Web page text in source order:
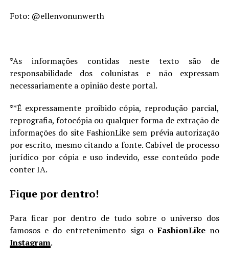
Foto: @ellenvonunwerth
*As informações contidas neste texto são de
responsabilidade dos colunistas e não expressam
necessariamente a opinião deste portal.
**É expressamente proibido cópia, reprodução parcial,
reprografia, fotocópia ou qualquer forma de extração de
informações do site FashionLike sem prévia autorização
por escrito, mesmo citando a fonte. Cabível de processo
jurídico por cópia e uso indevido, esse conteúdo pode
conter IA.
Fique por dentro!
Para ficar por dentro de tudo sobre o universo dos
famosos e do entretenimento siga oFashionLike no
Instagram.